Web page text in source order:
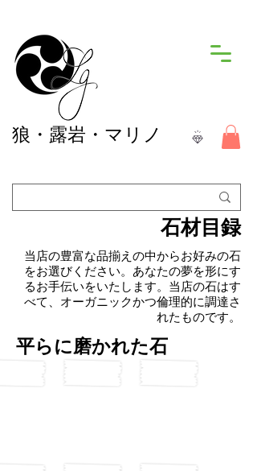
狼 ・露岩・マリノ
石材目録
当店の豊富な品揃えの中からお好みの石
をお選びください。あなたの夢を形にす
るお手伝いをいたします。当店の石はす
べて、オーガニックかつ倫理的に調達さ
れたものです。
平らに磨かれた石